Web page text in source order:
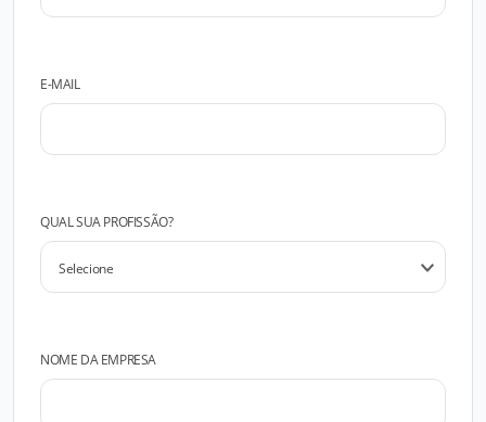
E-MAIL
QUAL SUA PROFISSÃO?
NOME DA EMPRESA